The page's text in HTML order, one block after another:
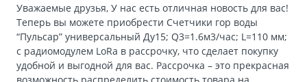
Уважаемые друзья, У нас есть отличная новость для вас!
Теперь вы можете приобрести Счетчики гор воды
“Пульсар” универсальный Ду15; Q3=1.6м3/час; L=110 мм;
с радиомодулем LoRa в рассрочку, что сделает покупку
удобной и выгодной для вас. Рассрочка – это прекрасная
возможность распределить стоимость товара на